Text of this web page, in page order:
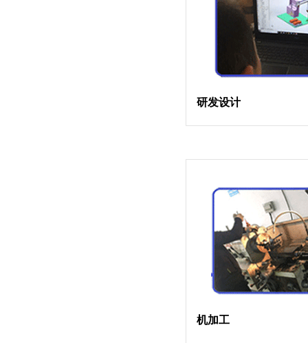
研发设计
机加工